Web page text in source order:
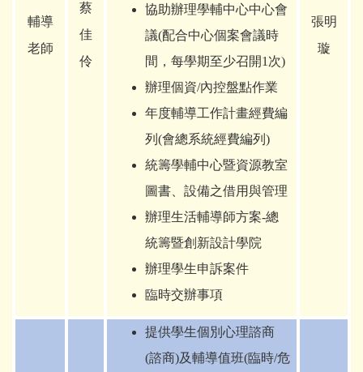
輔導
老師
蔡
佳
伶
協助辦理學輔中心中心會
議(配合中心個案會議時
間，每學期至少召開1次)
辦理個資/內控盤點作業
年度輔導工作計畫經費編
列(會總系統經費編列)
統籌學輔中心暨資源教室
圖書、設備之借用與管理
辦理生活輔導師方案-總
統籌暨創新設計學院
辦理學生申訴案件
臨時交辦事項
張明
璇
提供學生個別心理諮商
(諮商)及輔導值班(臨時/危